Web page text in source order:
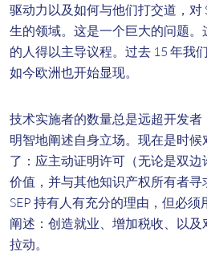
驱动力以及如何与他们打交道，对
生的领域。这是一个巨大的问题
的人得以主导议程。过去 15 年我
如今欧洲也开始显现。
技术实施者的数量总是远超开发者
明智地阐述自身立场。现在是时
了：应主动证明许可（无论是双
价值，并与其他知识产权所有者寻
SEP 持有人有充分的理由，但必
阐述：创造就业、增加税收、以
拉动。